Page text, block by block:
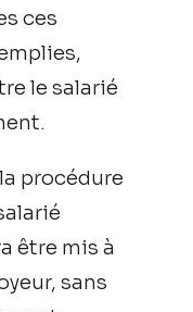
ces
le salarié
procédure
être mis à
sans